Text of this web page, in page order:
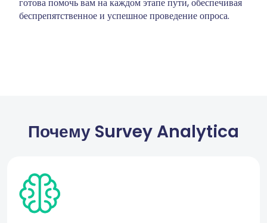
беспрепятственное и успешное проведение опроса.
Почему Survey Analytica